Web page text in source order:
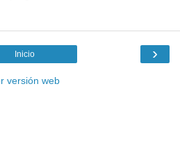
›
Inicio
versión web